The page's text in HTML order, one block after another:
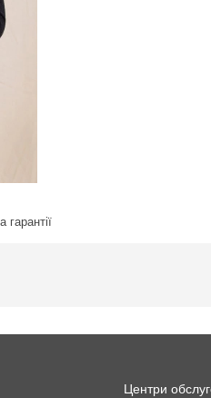
гарантії
Центри